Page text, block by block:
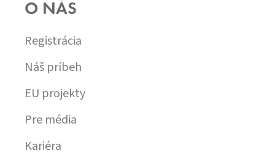
O NÁS
Registrácia
Náš príbeh
EU projekty
Pre média
Kariéra